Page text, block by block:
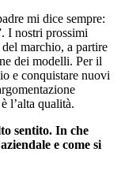
mi dice sempre:
I nostri prossimi
marchio, a partire
dei modelli. Per il
e conquistare nuovi
l’alta qualità.
sentito. In che
e come si